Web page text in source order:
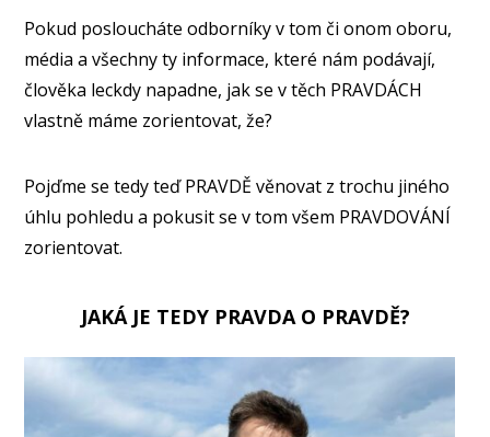
Pokud posloucháte odborníky v tom či onom oboru,
média a všechny ty informace, které nám podávají,
člověka leckdy napadne, jak se v těch PRAVDÁCH
vlastně máme zorientovat, že?
Pojďme se tedy teď PRAVDĚ věnovat z trochu jiného
úhlu pohledu a pokusit se v tom všem PRAVDOVÁNÍ
zorientovat.
JAKÁ JE TEDY PRAVDA O PRAVDĚ?